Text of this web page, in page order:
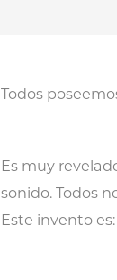
Todos
Es muy
sonido. Todos
Este invento es: